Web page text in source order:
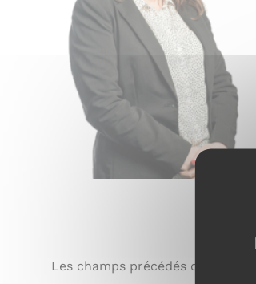
Les champs précédés d'un